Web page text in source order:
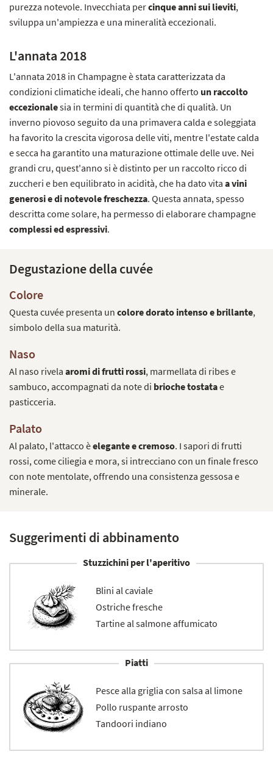
purezza notevole. Invecchiata percinque anni sui lieviti,
sviluppa un'ampiezza e una mineralità eccezionali.
L'annata 2018
L'annata 2018 in Champagne è stata caratterizzata da
condizioni climatiche ideali, che hanno offerto un raccolto
eccezionalesia in termini di quantità che di qualità. Un
inverno piovoso seguito da una primavera calda e soleggiata
ha favorito la crescita vigorosa delle viti, mentre l'estate calda
e secca ha garantito una maturazione ottimale delle uve. Nei
grandi cru, quest'anno si è distinto per un raccolto ricco di
zuccheri e ben equilibrato in acidità, che ha dato vita a vini
generosi e di notevole freschezza. Questa annata, spesso
descritta come solare, ha permesso di elaborare champagne
complessi ed espressivi.
Degustazione della cuvée
Colore
Questa cuvée presenta un colore dorato intenso e brillante,
simbolo della sua maturità.
Naso
Al naso rivela aromi di frutti rossi, marmellata di ribes e
sambuco, accompagnati da note di brioche tostatae
pasticceria.
Palato
Al palato, l'attacco èelegante e cremoso. I sapori di frutti
rossi, come ciliegia e mora, si intrecciano con un finale fresco
con note mentolate, offrendo una consistenza gessosa e
minerale.
Suggerimenti di abbinamento
Stuzzichini per l'aperitivo
Blini al caviale
Ostriche fresche
Tartine al salmone affumicato
Piatti
Pesce alla griglia con salsa al limone
Pollo ruspante arrosto
Tandoori indiano